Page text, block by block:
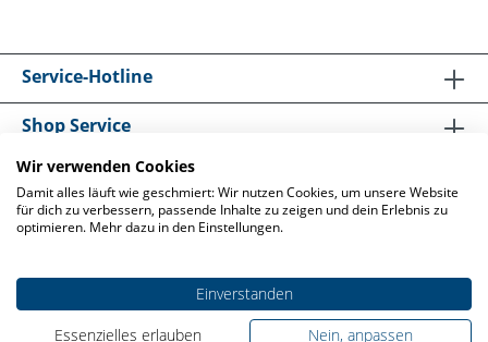
Service-Hotline
Shop Service
Informationen
* Alle Preise exkl. gesetzl. Mehrwertsteuer und zzgl.
Versandkosten, wenn nicht anders angegeben.
Wir verwenden Cookies
Damit alles läuft wie geschmiert: Wir nutzen Cookies, um unsere Website
für dich zu verbessern, passende Inhalte zu zeigen und dein Erlebnis zu
optimieren. Mehr dazu in den Einstellungen.
Einverstanden
Essenzielles erlauben
Nein, anpassen